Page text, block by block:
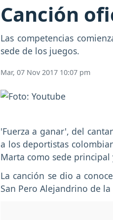
Canción
Las competencias
sede de los juegos.
Mar, 07 Nov 2017 10:07 pm
'Fuerza a ganar', del
a los deportistas
Marta como sede principal
La canción se dio a
San Pero Alejandrino de